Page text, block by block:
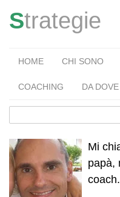
Strategie
HOME CHI SONO
COACHING DA
Mi
papà,
coach.